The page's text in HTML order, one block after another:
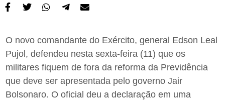
O novo comandante do Exército, general Edson Leal
Pujol, defendeu nesta sexta-feira (11) que os
militares fiquem de fora da reforma da Previdência
que deve ser apresentada pelo governo Jair
Bolsonaro. O oficial deu a declaração em uma